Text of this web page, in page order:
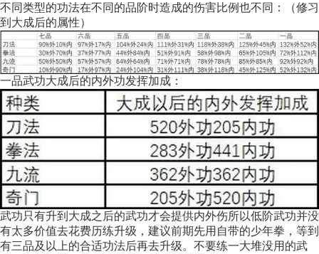
不同类型的功法在不同的品阶时造成的伤害比例也不同：（修习
到大成后的属性）
一品武功大成后的内外功发挥加成：
武功只有升到大成之后的武功才会提供内外伤所以低阶武功并没
有太多价值去花费历练升级，建议前期先用自带的少年拳，等到
有三品及以上的合适功法后再去升级。不要练一大堆没用的武